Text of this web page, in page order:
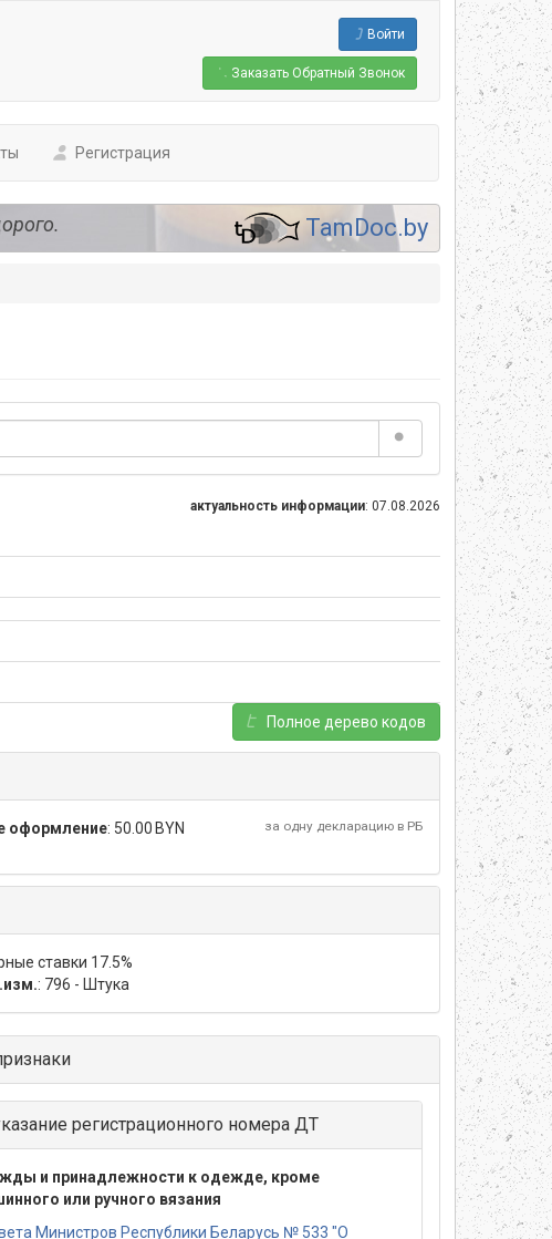
Войти
Заказать Обратный Звонок
Регистрация
TamDoc.by
актуальность информации: 07.08.2026
Полное дерево кодов
оформление: 50.00 BYN
за одну декларацию в РБ
ставки 17.5%
: 796 - Штука
регистрационного номера ДТ
и принадлежности к одежде, кроме
или ручного вязания
Министров Республики Беларусь № 533 "О